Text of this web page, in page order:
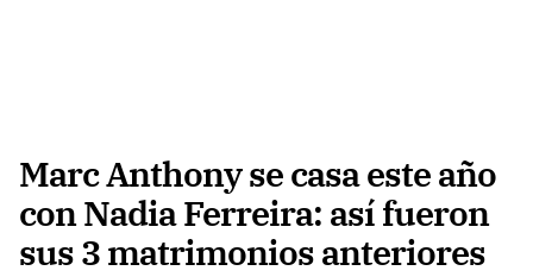
Marc Anthony se casa este año
con Nadia Ferreira: así fueron
sus 3 matrimonios anteriores